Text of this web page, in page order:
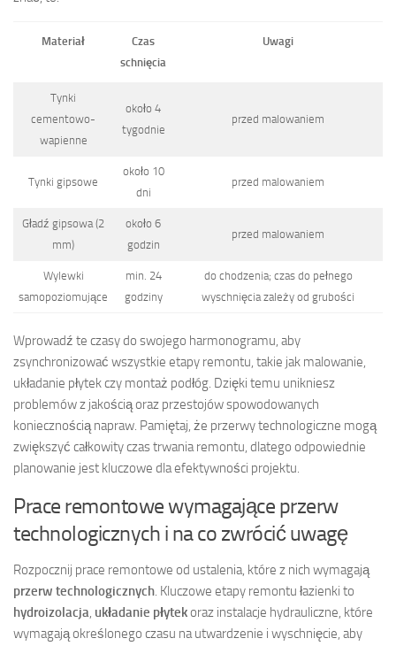
Materiał
Czas
schnięcia
Uwagi
Tynki
cementowo-
wapienne
około 4
tygodnie
przed malowaniem
Tynki gipsowe
około 10
dni
przed malowaniem
Gładź gipsowa (2
mm)
około 6
godzin
przed malowaniem
Wylewki
samopoziomujące
min. 24
godziny
do chodzenia; czas do pełnego
wyschnięcia zależy od grubości
Wprowadź te czasy do swojego harmonogramu, aby
zsynchronizować wszystkie etapy remontu, takie jak malowanie,
układanie płytek czy montaż podłóg. Dzięki temu unikniesz
problemów z jakością oraz przestojów spowodowanych
koniecznością napraw. Pamiętaj, że przerwy technologiczne mogą
zwiększyć całkowity czas trwania remontu, dlatego odpowiednie
planowanie jest kluczowe dla efektywności projektu.
Prace remontowe wymagające przerw
technologicznych i na co zwrócić uwagę
Rozpocznij prace remontowe od ustalenia, które z nich wymagają
przerw technologicznych. Kluczowe etapy remontu łazienki to
hydroizolacja, układanie płytekoraz instalacje hydrauliczne, które
wymagają określonego czasu na utwardzenie i wyschnięcie, aby